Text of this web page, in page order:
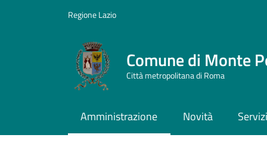
Regione Lazio
Comune di Monte
Città metropolitana di Roma
Amministrazione Novità